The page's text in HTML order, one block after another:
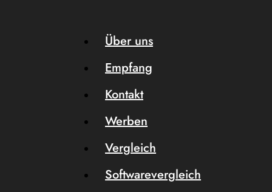
Über uns
Empfang
Kontakt
Werben
Vergleich
Softwarevergleich